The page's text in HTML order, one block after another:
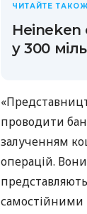
ЧИТАЙТЕ ТАКОЖ
Heineken
у 300
проводити
залученням
операцій.